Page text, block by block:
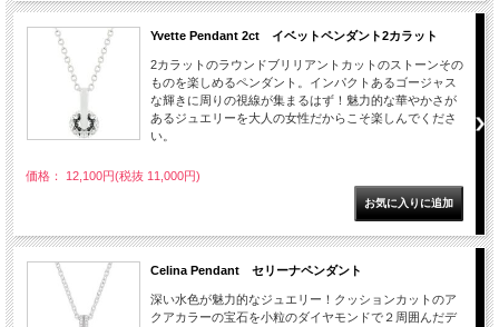
Yvette Pendant 2ct イベットペンダント2カラット
2カラットのラウンドブリリアントカットのストーンその
ものを楽しめるペンダント。インパクトあるゴージャス
な輝きに周りの視線が集まるはず！魅力的な華やかさが
あるジュエリーを大人の女性だからこそ楽しんでくださ
い。
価格： 12,100円(税抜 11,000円)
Celina Pendant セリーナペンダント
深い水色が魅力的なジュエリー！クッションカットのア
クアカラーの宝石を小粒のダイヤモンドで２周囲んだデ